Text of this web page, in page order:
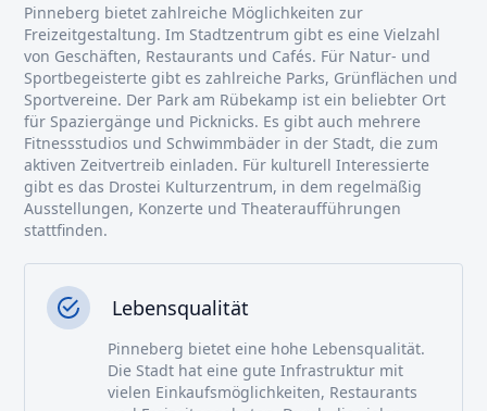
Pinneberg bietet zahlreiche Möglichkeiten zur
Freizeitgestaltung. Im Stadtzentrum gibt es eine Vielzahl
von Geschäften, Restaurants und Cafés. Für Natur- und
Sportbegeisterte gibt es zahlreiche Parks, Grünflächen und
Sportvereine. Der Park am Rübekamp ist ein beliebter Ort
für Spaziergänge und Picknicks. Es gibt auch mehrere
Fitnessstudios und Schwimmbäder in der Stadt, die zum
aktiven Zeitvertreib einladen. Für kulturell Interessierte
gibt es das Drostei Kulturzentrum, in dem regelmäßig
Ausstellungen, Konzerte und Theateraufführungen
stattfinden.
Lebensqualität
Pinneberg bietet eine hohe Lebensqualität.
Die Stadt hat eine gute Infrastruktur mit
vielen Einkaufsmöglichkeiten, Restaurants